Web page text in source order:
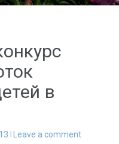
в
Leave a comment